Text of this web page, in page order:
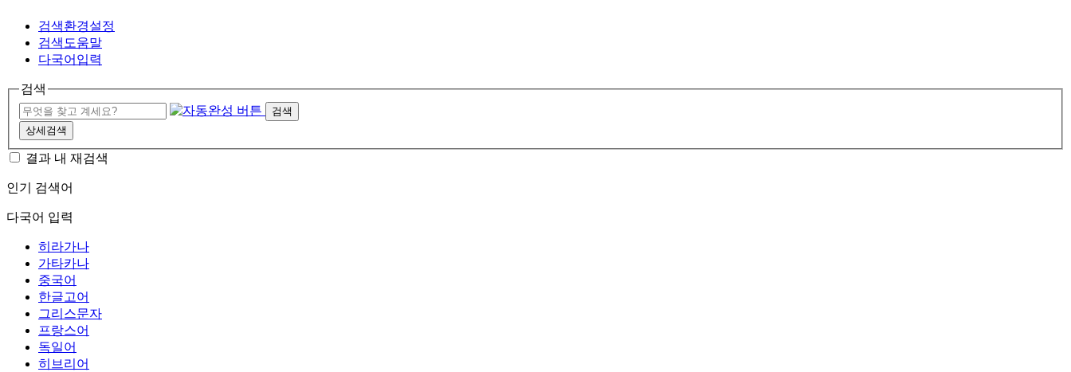
검색환경설정
검색도움말
다국어입력
검색
검색
상세검색
결과 내 재검색
인기 검색어
다국어 입력
히라가나
가타카나
중국어
한글고어
그리스문자
프랑스어
독일어
히브리어